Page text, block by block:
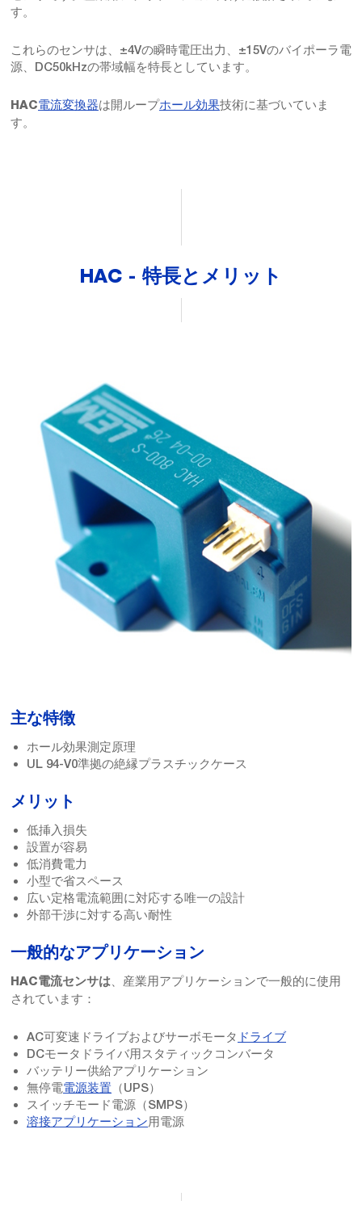
す。
これらのセンサは、±4Vの瞬時電圧出力、±15Vのバイポーラ電
源、DC50kHzの帯域幅を特長としています。
HAC電流変換器は開ループホール効果技術に基づいていま
す。
HAC - 特長とメリット
主な特徴
ホール効果測定原理
UL 94-V0準拠の絶縁プラスチックケース
メリット
低挿入損失
設置が容易
低消費電力
小型で省スペース
広い定格電流範囲に対応する唯一の設計
外部干渉に対する高い耐性
一般的なアプリケーション
HAC電流センサは 、産業用アプリケーションで一般的に使用
されています：
AC可変速ドライブおよびサーボモータ ドライブ
DCモータドライバ用スタティックコンバータ
バッテリー供給アプリケーション
無停電電源装置 （UPS）
スイッチモード電源（SMPS）
溶接アプリケーション用電源